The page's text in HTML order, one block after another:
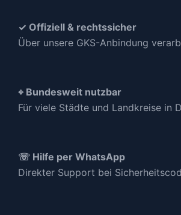
✓ Offiziell & rechtssicher
Über unsere GKS-Anbindung
⌖ Bundesweit nutzbar
Für viele Städte und Landkreise in
☏ Hilfe per WhatsApp
Direkter Support bei